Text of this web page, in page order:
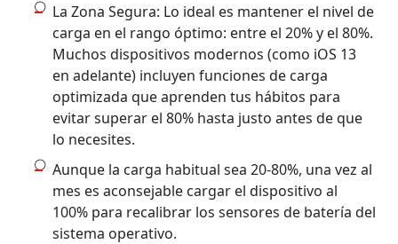
La Zona Segura: Lo ideal es mantener el nivel de
carga en el rango óptimo: entre el 20% y el 80%.
Muchos dispositivos modernos (como iOS 13
en adelante) incluyen funciones de carga
optimizada que aprenden tus hábitos para
evitar superar el 80% hasta justo antes de que
lo necesites.
Aunque la carga habitual sea 20-80%, una vez al
mes es aconsejable cargar el dispositivo al
100% para recalibrar los sensores de batería del
sistema operativo.